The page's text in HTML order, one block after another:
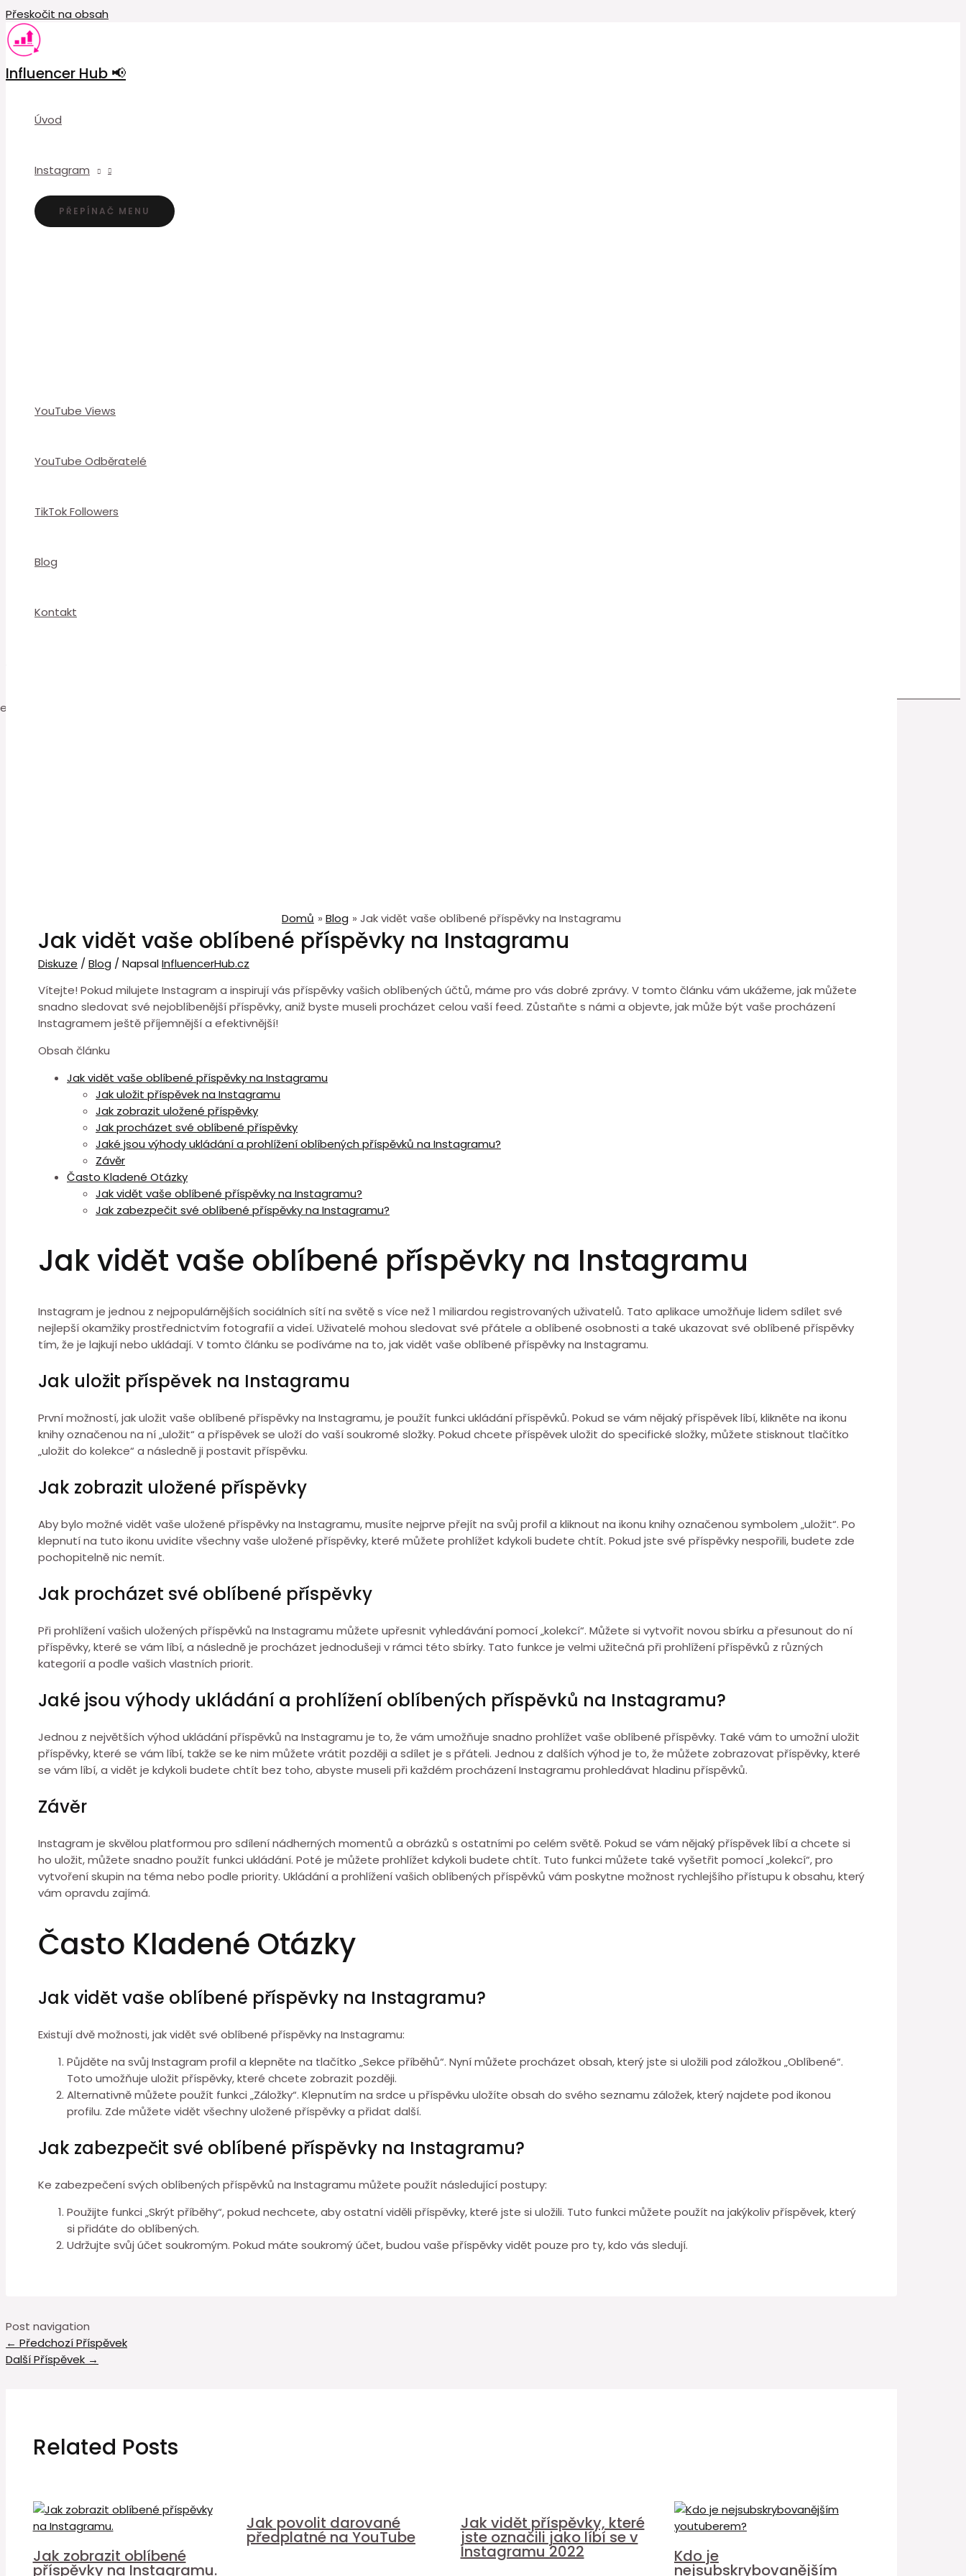
Přeskočit na obsah
Influencer Hub 📢
Úvod
Instagram
PŘEPÍNAČ MENU
YouTube Views
YouTube Odběratelé
TikTok Followers
Blog
Kontakt
Domů Blog Jak vidět vaše oblíbené příspěvky na Instagramu
Jak vidět vaše oblíbené příspěvky na Instagramu
Diskuze / Blog / NapsalInfluencerHub.cz
Vítejte! Pokud milujete Instagram a inspirují vás příspěvky vašich oblíbených účtů, máme pro vás dobré zprávy. V tomto článku vám ukážeme, jak můžete
snadno sledovat své nejoblíbenější příspěvky, aniž byste museli procházet celou vaší feed. Zůstaňte s námi a objevte, jak může být vaše procházení
Instagramem ještě příjemnější a efektivnější!
Obsah článku
Jak vidět vaše oblíbené příspěvky na Instagramu
Jak uložit příspěvek na Instagramu
Jak zobrazit uložené příspěvky
Jak procházet své oblíbené příspěvky
Jaké jsou výhody ukládání a prohlížení oblíbených příspěvků na Instagramu?
Závěr
Často Kladené Otázky
Jak vidět vaše oblíbené příspěvky na Instagramu?
Jak zabezpečit své oblíbené příspěvky na Instagramu?
Jak vidět vaše oblíbené příspěvky na Instagramu
Instagram je jednou z nejpopulárnějších sociálních sítí na světě s více než 1 miliardou registrovaných uživatelů. Tato aplikace umožňuje lidem sdílet své
nejlepší okamžiky prostřednictvím fotografií a videí. Uživatelé mohou sledovat své přátele a oblíbené osobnosti a také ukazovat své oblíbené příspěvky
tím, že je lajkují nebo ukládají. V tomto článku se podíváme na to, jak vidět vaše oblíbené příspěvky na Instagramu.
Jak uložit příspěvek na Instagramu
První možností, jak uložit vaše oblíbené příspěvky na Instagramu, je použít funkci ukládání příspěvků. Pokud se vám nějaký příspěvek líbí, klikněte na ikonu
knihy označenou na ní „uložit“ a příspěvek se uloží do vaší soukromé složky. Pokud chcete příspěvek uložit do specifické složky, můžete stisknout tlačítko
„uložit do kolekce“ a následně ji postavit příspěvku.
Jak zobrazit uložené příspěvky
Aby bylo možné vidět vaše uložené příspěvky na Instagramu, musíte nejprve přejít na svůj profil a kliknout na ikonu knihy označenou symbolem „uložit“. Po
klepnutí na tuto ikonu uvidíte všechny vaše uložené příspěvky, které můžete prohlížet kdykoli budete chtít. Pokud jste své příspěvky nespořili, budete zde
pochopitelně nic nemít.
Jak procházet své oblíbené příspěvky
Při prohlížení vašich uložených příspěvků na Instagramu můžete upřesnit vyhledávání pomocí „kolekcí“. Můžete si vytvořit novou sbírku a přesunout do ní
příspěvky, které se vám líbí, a následně je procházet jednodušeji v rámci této sbírky. Tato funkce je velmi užitečná při prohlížení příspěvků z různých
kategorií a podle vašich vlastních priorit.
Jaké jsou výhody ukládání a prohlížení oblíbených příspěvků na Instagramu?
Jednou z největších výhod ukládání příspěvků na Instagramu je to, že vám umožňuje snadno prohlížet vaše oblíbené příspěvky. Také vám to umožní uložit
příspěvky, které se vám líbí, takže se ke nim můžete vrátit později a sdílet je s přáteli. Jednou z dalších výhod je to, že můžete zobrazovat příspěvky, které
se vám líbí, a vidět je kdykoli budete chtít bez toho, abyste museli při každém procházení Instagramu prohledávat hladinu příspěvků.
Závěr
Instagram je skvělou platformou pro sdílení nádherných momentů a obrázků s ostatními po celém světě. Pokud se vám nějaký příspěvek líbí a chcete si
ho uložit, můžete snadno použít funkci ukládání. Poté je můžete prohlížet kdykoli budete chtít. Tuto funkci můžete také vyšetřit pomocí „kolekcí“, pro
vytvoření skupin na téma nebo podle priority. Ukládání a prohlížení vašich oblíbených příspěvků vám poskytne možnost rychlejšího přístupu k obsahu, který
vám opravdu zajímá.
Často Kladené Otázky
Jak vidět vaše oblíbené příspěvky na Instagramu?
Existují dvě možnosti, jak vidět své oblíbené příspěvky na Instagramu:
Půjděte na svůj Instagram profil a klepněte na tlačítko „Sekce příběhů“. Nyní můžete procházet obsah, který jste si uložili pod záložkou „Oblíbené“.
Toto umožňuje uložit příspěvky, které chcete zobrazit později.
Alternativně můžete použít funkci „Záložky“. Klepnutím na srdce u příspěvku uložíte obsah do svého seznamu záložek, který najdete pod ikonou
profilu. Zde můžete vidět všechny uložené příspěvky a přidat další.
Jak zabezpečit své oblíbené příspěvky na Instagramu?
Ke zabezpečení svých oblíbených příspěvků na Instagramu můžete použít následující postupy:
Použijte funkci „Skrýt příběhy“, pokud nechcete, aby ostatní viděli příspěvky, které jste si uložili. Tuto funkci můžete použít na jakýkoliv příspěvek, který
si přidáte do oblíbených.
Udržujte svůj účet soukromým. Pokud máte soukromý účet, budou vaše příspěvky vidět pouze pro ty, kdo vás sledují.
Post navigation
← Předchozí Příspěvek
Další Příspěvek →
Related Posts
Jak zobrazit oblíbené
příspěvky na Instagramu.
Jak povolit darované
předplatné na YouTube
Jak vidět příspěvky, které
jste označili jako líbí se v
Instagramu 2022 Kdo je
nejsubskrybovanějším